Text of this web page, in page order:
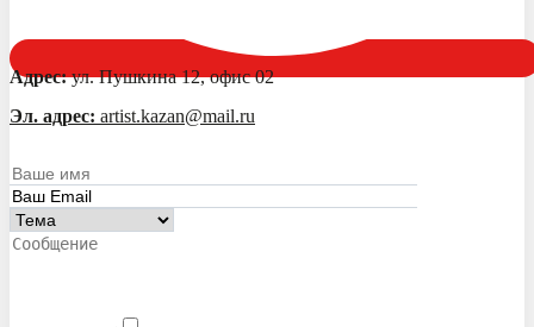
Адрес:ул. Пушкина 12, офис 02
Эл. адрес: artist.kazan@mail.ru